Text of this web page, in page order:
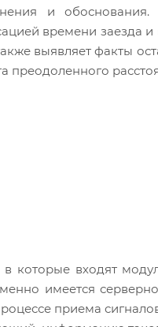
и обоснования.
времени заезда и
выявляет факты
преодоленного
которые входят
имеется
приема